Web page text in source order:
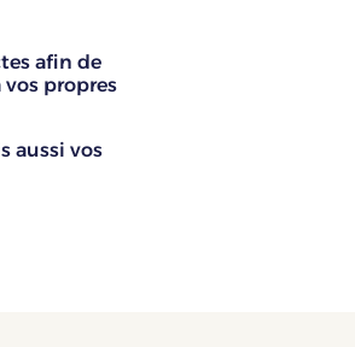
afin de
vos propres
aussi vos